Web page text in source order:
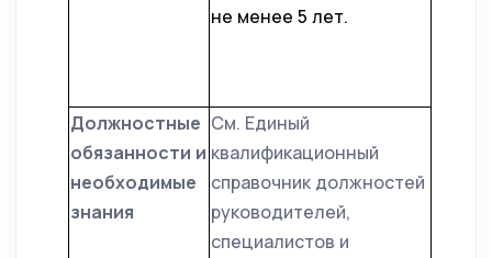
не менее 5 лет.
Должностные
обязанности и
необходимые
знания
См. Единый
квалификационный
справочник должностей
руководителей,
специалистов и